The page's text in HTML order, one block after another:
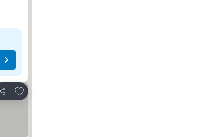
Teilen
Zu Favoriten hinzufügen